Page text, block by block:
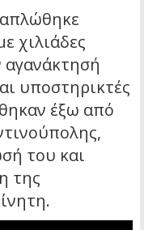
χιλιάδες
αγανάκτησή
υποστηρικτές
έξω από
του και
της